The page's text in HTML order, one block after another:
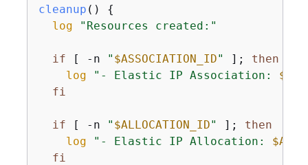
cleanup () {
log
"Resources created:"
if [ -n " $ASSOCIATION_ID" ]; then
log
"- Elastic IP Association:
fi
if [ -n " $ALLOCATION_ID" ]; then
log
"- Elastic IP Allocation:
fi